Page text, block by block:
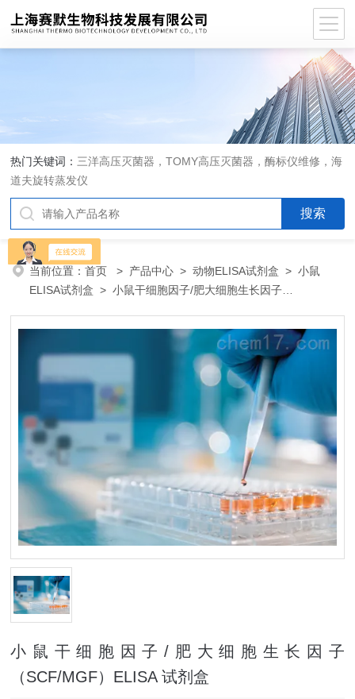
热门关键词： 三洋高压灭菌器，TOMY高压灭菌器，酶标仪维修，海
道夫旋转蒸发仪
当前位置：首页 > 产品中心 >动物ELISA试剂盒 >小鼠
ELISA试剂盒 > 小鼠干细胞因子/肥大细胞生长因子
小鼠干细胞因子/肥大细胞生长因子
（SCF/MGF）ELISA 试剂盒